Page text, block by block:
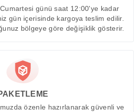
günü saat 12:00'ye kadar
gün içerisinde kargoya teslim edilir.
bölgeye göre değişiklik gösterir.
özenle hazırlanarak güvenli ve